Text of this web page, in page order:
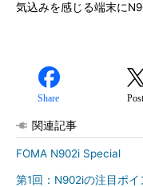
気込みを感じる端末に
Share
関連記事
FOMA N902i Special
第1回：N902iの注目ポ